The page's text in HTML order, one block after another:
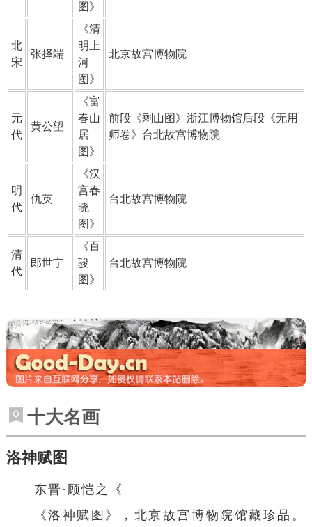
图 》
北
宋
张择端
《清
明上
河
图 》
北京故宫博物院
元
代
黄公望
《富
春山
居
图 》
前段《剩山图》浙江博物馆后段《无用
师卷》台北故宫博物院
明
代
仇英
《汉
宫春
晓
图 》
台北故宫博物院
清
代
郎世宁
《百
骏
图 》
台北故宫博物院
十大名画
洛神赋图
东晋 · 顾恺之
《
《洛神赋图 》， 北京故宫博物院馆藏珍品。